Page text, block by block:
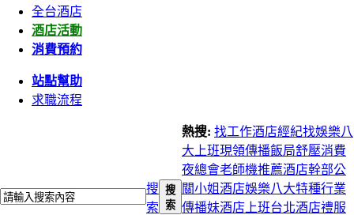
全台酒店
酒店活動
消費預約
站點幫助
求職流程
搜
索
搜
索
熱搜: 找工作酒店經紀找娛樂八
大上班現領傳播飯局舒壓消費
夜總會老師機推薦酒店幹部公
關小姐酒店娛樂八大特種行業
傳播妹酒店上班台北酒店禮服